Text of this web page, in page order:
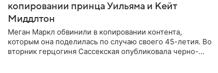
копировании принца Уильяма и Кейт
Миддлтон
Меган Маркл обвинили в копировании контента,
которым она поделилась по случаю своего 45-летия. Во
вторник герцогиня Сассекская опубликовала черно-